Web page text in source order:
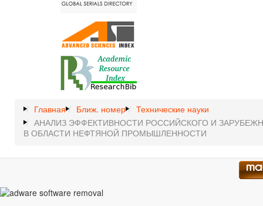
Главная Ближ. номер
Технические науки
АНАЛИЗ ЭФФЕКТИВНОСТИ РОССИЙСКОГО И
В ОБЛАСТИ НЕФТЯНОЙ ПРОМЫШЛЕННОСТИ